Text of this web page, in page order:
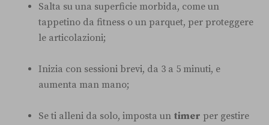
Salta su una superficie morbida, come un
tappetino da fitness o un parquet, per proteggere
le articolazioni;
Inizia con sessioni brevi, da 3 a 5 minuti, e
aumenta man mano;
Se ti alleni da solo, imposta un timer per gestire